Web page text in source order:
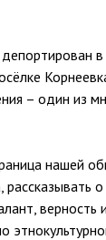
в
– один из
нашей
верность